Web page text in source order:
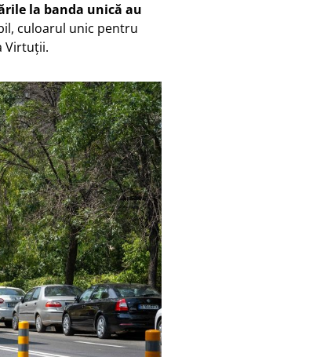
la banda unică au
culoarul unic pentru
Virtuții.